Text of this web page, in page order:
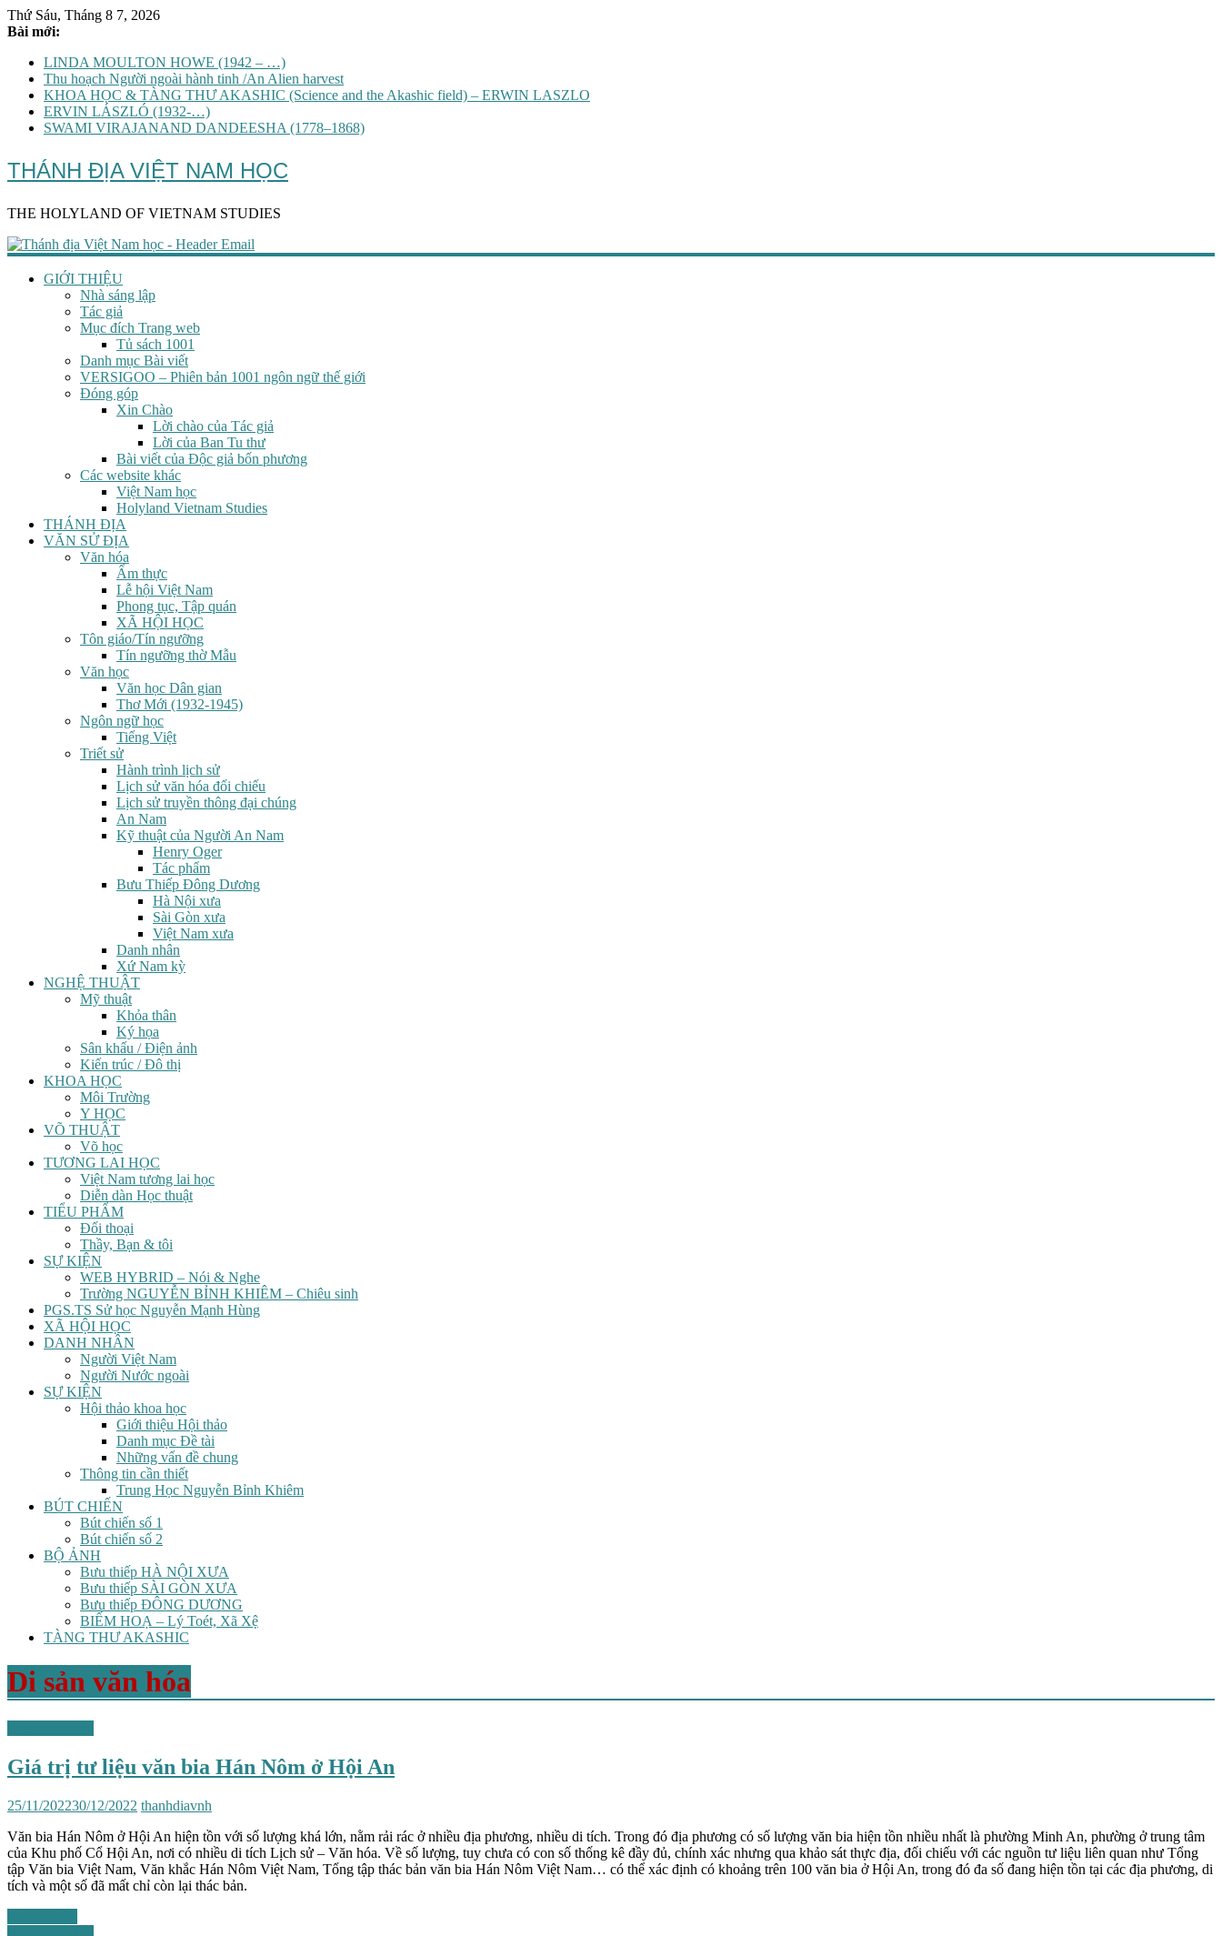
Thứ Sáu, Tháng 8 7, 2026
Bài mới:
LINDA MOULTON HOWE (1942 – …)
Thu hoạch Người ngoài hành tinh /An Alien harvest
KHOA HỌC & TÀNG THƯ AKASHIC (Science and the Akashic field) – ERWIN LASZLO
ERVIN LÁSZLÓ (1932-…)
SWAMI VIRAJANAND DANDEESHA (1778–1868)
THÁNH ĐỊA VIỆT NAM HỌC
THE HOLYLAND OF VIETNAM STUDIES
GIỚI THIỆU
Nhà sáng lập
Tác giả
Mục đích Trang web
Tủ sách 1001
Danh mục Bài viết
VERSIGOO – Phiên bản 1001 ngôn ngữ thế giới
Đóng góp
Xin Chào
Lời chào của Tác giả
Lời của Ban Tu thư
Bài viết của Độc giả bốn phương
Các website khác
Việt Nam học
Holyland Vietnam Studies
THÁNH ĐỊA
VĂN SỬ ĐỊA
Văn hóa
Ẩm thực
Lễ hội Việt Nam
Phong tục, Tập quán
XÃ HỘI HỌC
Tôn giáo/Tín ngưỡng
Tín ngưỡng thờ Mẫu
Văn học
Văn học Dân gian
Thơ Mới (1932-1945)
Ngôn ngữ học
Tiếng Việt
Triết sử
Hành trình lịch sử
Lịch sử văn hóa đối chiếu
Lịch sử truyền thông đại chúng
An Nam
Kỹ thuật của Người An Nam
Henry Oger
Tác phẩm
Bưu Thiếp Đông Dương
Hà Nội xưa
Sài Gòn xưa
Việt Nam xưa
Danh nhân
Xứ Nam kỳ
NGHỆ THUẬT
Mỹ thuật
Khỏa thân
Ký họa
Sân khấu / Điện ảnh
Kiến trúc / Đô thị
KHOA HỌC
Môi Trường
Y HỌC
VÕ THUẬT
Võ học
TƯƠNG LAI HỌC
Việt Nam tương lai học
Diễn dàn Học thuật
TIỂU PHẨM
Đối thoại
Thầy, Bạn & tôi
SỰ KIỆN
WEB HYBRID – Nói & Nghe
Trường NGUYỄN BỈNH KHIÊM – Chiêu sinh
PGS.TS Sử học Nguyễn Mạnh Hùng
XÃ HỘI HỌC
DANH NHÂN
Người Việt Nam
Người Nước ngoài
SỰ KIỆN
Hội thảo khoa học
Giới thiệu Hội thảo
Danh mục Đề tài
Những vấn đề chung
Thông tin cần thiết
Trung Học Nguyễn Bỉnh Khiêm
BÚT CHIẾN
Bút chiến số 1
Bút chiến số 2
BỘ ẢNH
Bưu thiếp HÀ NỘI XƯA
Bưu thiếp SÀI GÒN XƯA
Bưu thiếp ĐÔNG DƯƠNG
BIẾM HOẠ – Lý Toét, Xã Xệ
TÀNG THƯ AKASHIC
Di sản văn hóa
Giá trị tư liệu văn bia Hán Nôm ở Hội An
25/11/202230/12/2022 thanhdiavnh
Văn bia Hán Nôm ở Hội An hiện tồn với số lượng khá lớn, nằm rải rác ở nhiều địa phương, nhiều di tích. Trong đó địa phương có số lượng văn bia hiện tồn nhiều nhất là phường Minh An, phường ở trung tâm
của Khu phố Cổ Hội An, nơi có nhiều di tích Lịch sử – Văn hóa. Về số lượng, tuy chưa có con số thống kê đầy đủ, chính xác nhưng qua khảo sát thực địa, đối chiếu với các nguồn tư liệu liên quan như Tổng
tập Văn bia Việt Nam, Văn khắc Hán Nôm Việt Nam, Tổng tập thác bản văn bia Hán Nôm Việt Nam… có thể xác định có khoảng trên 100 văn bia ở Hội An, trong đó đa số đang hiện tồn tại các địa phương, di
tích và một số đã mất chỉ còn lại thác bản.